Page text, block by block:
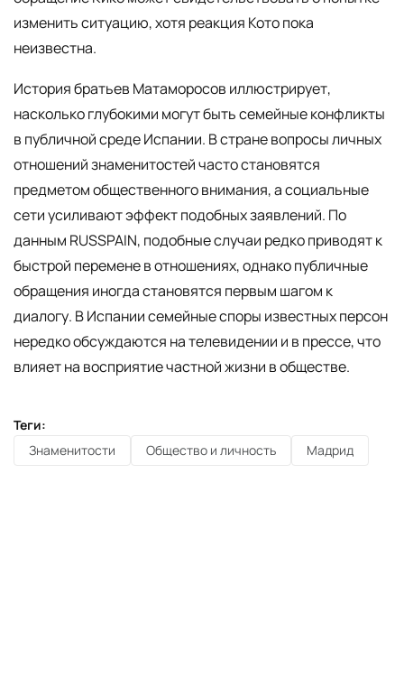
изменить ситуацию, хотя реакция Кото пока
неизвестна.
История братьев Матаморосов иллюстрирует,
насколько глубокими могут быть семейные конфликты
в публичной среде Испании. В стране вопросы личных
отношений знаменитостей часто становятся
предметом общественного внимания, а социальные
сети усиливают эффект подобных заявлений. По
данным RUSSPAIN, подобные случаи редко приводят к
быстрой перемене в отношениях, однако публичные
обращения иногда становятся первым шагом к
диалогу. В Испании семейные споры известных персон
нередко обсуждаются на телевидении и в прессе, что
влияет на восприятие частной жизни в обществе.
Теги:
Знаменитости
Общество и личность Мадрид